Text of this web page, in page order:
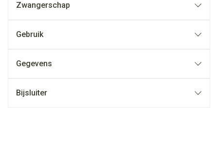
Zwangerschap
Gebruik
Gegevens
Bijsluiter